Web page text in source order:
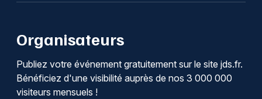
Organisateurs
Publiez votre événement gratuitement sur le site jds.fr.
Bénéficiez d'une visibilité auprès de nos 3 000 000
visiteurs mensuels !